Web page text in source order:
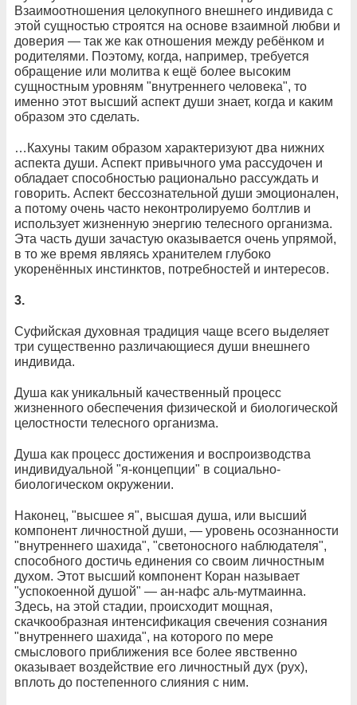
Взаимоотношения целокупного внешнего индивида с
этой сущностью строятся на основе взаимной любви и
доверия — так же как отношения между ребёнком и
родителями. Поэтому, когда, например, требуется
обращение или молитва к ещё более высоким
сущностным уровням "внутреннего человека", то
именно этот высший аспект души знает, когда и каким
образом это сделать.
…Кахуны таким образом характеризуют два нижних
аспекта души. Аспект привычного ума рассудочен и
обладает способностью рационально рассуждать и
говорить. Аспект бессознательной души эмоционален,
а потому очень часто неконтролируемо болтлив и
использует жизненную энергию телесного организма.
Эта часть души зачастую оказывается очень упрямой,
в то же время являясь хранителем глубоко
укоренённых инстинктов, потребностей и интересов.
3.
Суфийская духовная традиция чаще всего выделяет
три существенно различающиеся души внешнего
индивида.
Душа как уникальный качественный процесс
жизненного обеспечения физической и биологической
целостности телесного организма.
Душа как процесс достижения и воспроизводства
индивидуальной "я-концепции" в социально-
биологическом окружении.
Наконец, "высшее я", высшая душа, или высший
компонент личностной души, — уровень осознанности
"внутреннего шахида", "светоносного наблюдателя",
способного достичь единения со своим личностным
духом. Этот высший компонент Коран называет
"успокоенной душой" — ан-нафс аль-мутмаинна.
Здесь, на этой стадии, происходит мощная,
скачкообразная интенсификация свечения сознания
"внутреннего шахида", на которого по мере
смыслового приближения все более явственно
оказывает воздействие его личностный дух (рух),
вплоть до постепенного слияния с ним.